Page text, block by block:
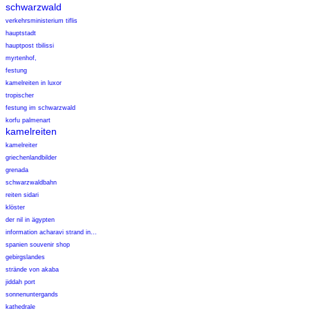
schwarzwald
verkehrsministerium tiflis
hauptstadt
hauptpost tbilissi
myrtenhof,
festung
kamelreiten in luxor
tropischer
festung im schwarzwald
korfu palmenart
kamelreiten
kamelreiter
griechenlandbilder
grenada
schwarzwaldbahn
reiten sidari
klöster
der nil in ägypten
information acharavi strand in...
spanien souvenir shop
gebirgslandes
strände von akaba
jiddah port
sonnenuntergands
kathedrale